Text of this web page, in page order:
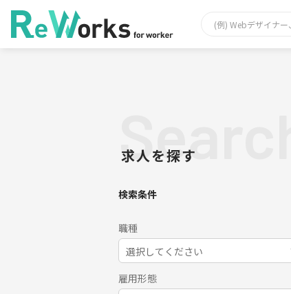
求人を探す
Search
検索条件
職種
選択してください
雇用形態